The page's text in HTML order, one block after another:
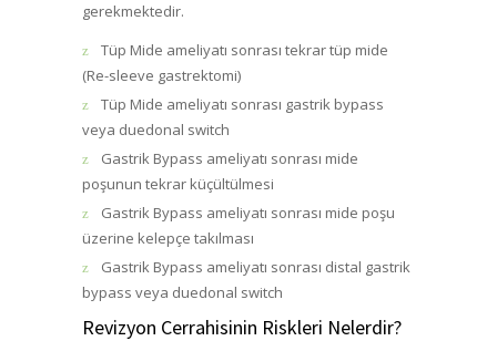
gerekmektedir.
Tüp Mide ameliyatı sonrası tekrar tüp mide
(Re-sleeve gastrektomi)
Tüp Mide ameliyatı sonrası gastrik bypass
veya duedonal switch
Gastrik Bypass ameliyatı sonrası mide
poşunun tekrar küçültülmesi
Gastrik Bypass ameliyatı sonrası mide poşu
üzerine kelepçe takılması
Gastrik Bypass ameliyatı sonrası distal gastrik
bypass veya duedonal switch
Revizyon Cerrahisinin Riskleri Nelerdir?